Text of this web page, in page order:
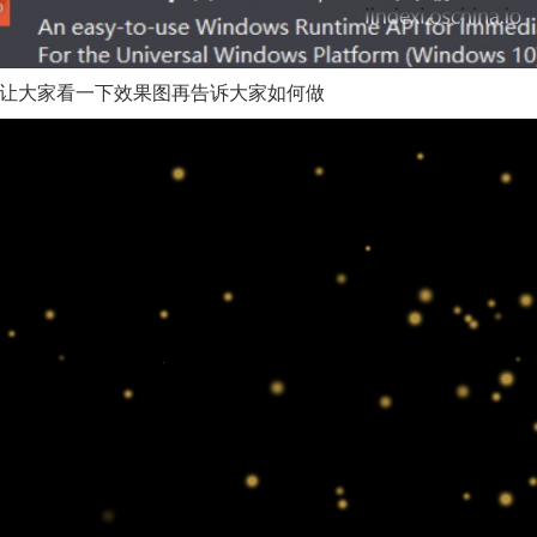
大家看一下效果图再告诉大家如何做